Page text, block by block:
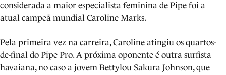
considerada a maior especialista feminina de Pipe foi a
atual campeã mundial Caroline Marks.
Pela primeira vez na carreira, Caroline atingiu os quartos-
de-final do Pipe Pro. A próxima oponente é outra surfista
havaiana, no caso a jovem Bettylou Sakura Johnson, que